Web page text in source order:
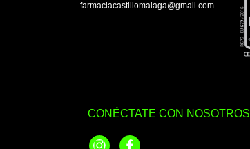
farmaciacastillomalaga@gmail.com
CONÉCTATE CON NOSOTROS